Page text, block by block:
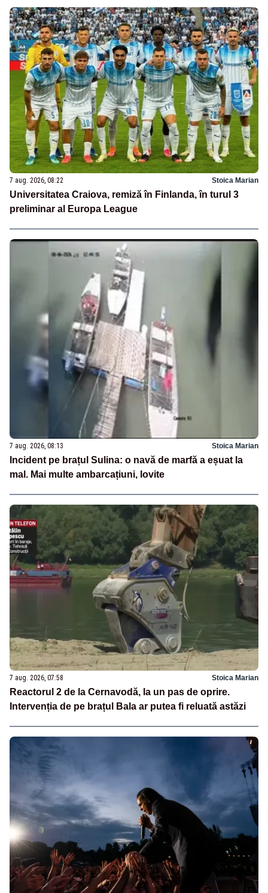
7 aug. 2026, 08:22 Stoica Marian
Universitatea Craiova, remiză în Finlanda, în turul 3
preliminar al Europa League
7 aug. 2026, 08:13 Stoica Marian
Incident pe brațul Sulina: o navă de marfă a eșuat la
mal. Mai multe ambarcațiuni, lovite
7 aug. 2026, 07:58 Stoica Marian
Reactorul 2 de la Cernavodă, la un pas de oprire.
Intervenția de pe brațul Bala ar putea fi reluată astăzi